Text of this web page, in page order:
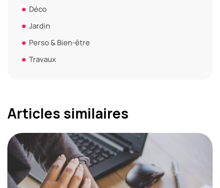
Déco
Jardin
Perso & Bien-être
Travaux
Articles similaires